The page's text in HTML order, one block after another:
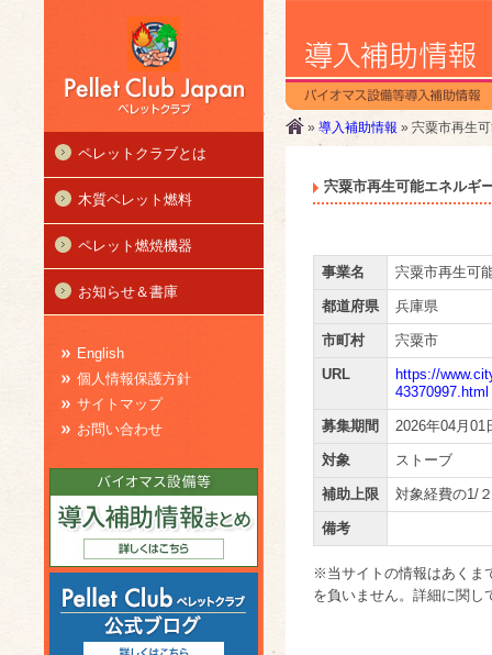
» 導入補助情報 » 宍粟市再生
宍粟市再生可能エネルギ
事業名 宍粟市再生可
都道府県 兵庫県
市町村 宍粟市
URL
https://
43370997.html
募集期間 2026年04月01
対象 ストーブ
補助上限 対象経費の1/
備考
※当サイトの情報はあくま
を負いません。詳細に関し
ペレットクラブとは
木質ペレット燃料
ペレット燃焼機器
お知らせ＆書庫
English
個人情報保護方針
サイトマップ
お問い合わせ